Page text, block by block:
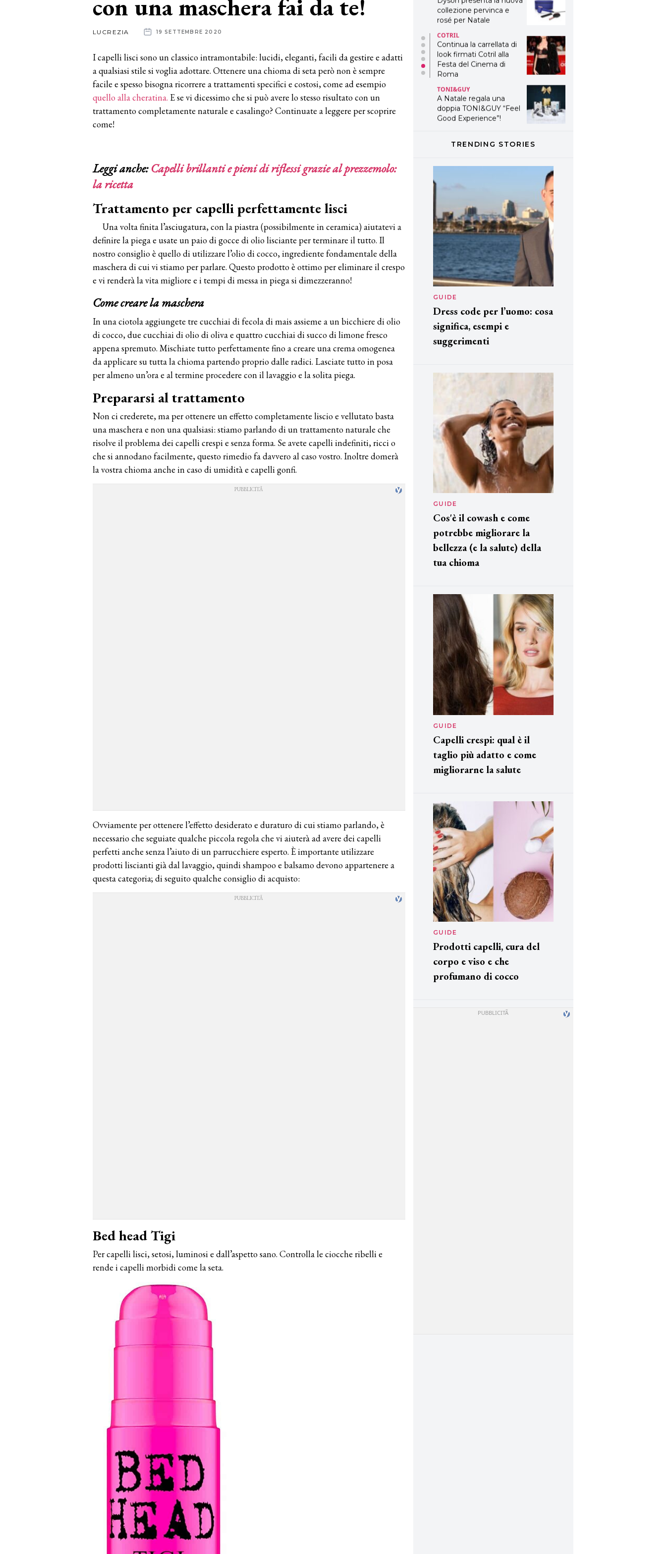
con una maschera fai da te!
LUCREZIA 19 SETTEMBRE 2020
I capelli lisci sono un classico intramontabile: lucidi, eleganti, facili da gestire e adatti
a qualsiasi stile si voglia adottare. Ottenere una chioma di seta però non è sempre
facile e spesso bisogna ricorrere a trattamenti specifici e costosi, come ad esempio
quello alla cheratina. E se vi dicessimo che si può avere lo stesso risultato con un
trattamento completamente naturale e casalingo? Continuate a leggere per scoprire
come!
Leggi anche:Capelli brillanti e pieni di riflessi grazie al prezzemolo:
la ricetta
Trattamento per capelli perfettamente lisci
Una volta finita l’asciugatura, con la piastra (possibilmente in ceramica) aiutatevi a
definire la piega e usate un paio di gocce di olio lisciante per terminare il tutto. Il
nostro consiglio è quello di utilizzare l’olio di cocco, ingrediente fondamentale della
maschera di cui vi stiamo per parlare. Questo prodotto è ottimo per eliminare il crespo
e vi renderà la vita migliore e i tempi di messa in piega si dimezzeranno!
Come creare la maschera
In una ciotola aggiungete tre cucchiai di fecola di mais assieme a un bicchiere di olio
di cocco, due cucchiai di olio di oliva e quattro cucchiai di succo di limone fresco
appena spremuto. Mischiate tutto perfettamente fino a creare una crema omogenea
da applicare su tutta la chioma partendo proprio dalle radici. Lasciate tutto in posa
per almeno un’ora e al termine procedere con il lavaggio e la solita piega.
Prepararsi al trattamento
Non ci crederete, ma per ottenere un effetto completamente liscio e vellutato basta
una maschera e non una qualsiasi: stiamo parlando di un trattamento naturale che
risolve il problema dei capelli crespi e senza forma. Se avete capelli indefiniti, ricci o
che si annodano facilmente, questo rimedio fa davvero al caso vostro. Inoltre domerà
la vostra chioma anche in caso di umidità e capelli gonfi.
Ovviamente per ottenere l’effetto desiderato e duraturo di cui stiamo parlando, è
necessario che seguiate qualche piccola regola che vi aiuterà ad avere dei capelli
perfetti anche senza l’aiuto di un parrucchiere esperto. È importante utilizzare
prodotti liscianti già dal lavaggio, quindi shampoo e balsamo devono appartenere a
questa categoria; di seguito qualche consiglio di acquisto:
Bed head Tigi
Per capelli lisci, setosi, luminosi e dall’aspetto sano. Controlla le ciocche ribelli e
rende i capelli morbidi come la seta.
look firmati Cotril alla
Festa del Cinema di
Roma
TONI&GUY
A Natale regala una
doppia TONI&GUY “Feel
Good Experience”!
LABEL.M lancia la sua
innovativa ed eco-
sostenibile linea di
prodotti professionali
Davines presenta
TRENDING STORIES
GUIDE
Dress code per l’uomo: cosa
significa, esempi e
suggerimenti
GUIDE
Cos'è il cowash e come
potrebbe migliorare la
bellezza (e la salute) della
tua chioma
GUIDE
Capelli crespi: qual è il
taglio più adatto e come
migliorarne la salute
GUIDE
Prodotti capelli, cura del
corpo e viso e che
profumano di cocco